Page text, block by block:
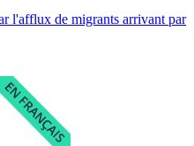
l'afflux de migrants arrivant par